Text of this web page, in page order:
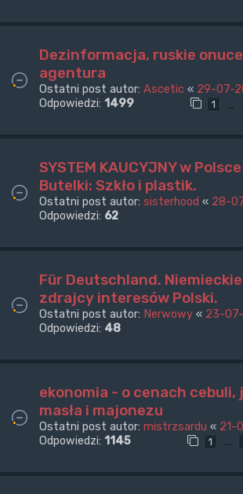
Dezinformacja, ruskie
agentura
Ostatni post autor: Ascetic « 29-07-
Odpowiedzi: 1499 1 …
SYSTEM KAUCYJNY w
Butelki: Szkło i plastik.
Ostatni post autor: sisterhood « 28-
Odpowiedzi: 62
Für Deutschland.
zdrajcy interesów Polski.
Ostatni post autor: Nerwowy « 23-
Odpowiedzi: 48
ekonomia - o cenach cebuli,
masła i majonezu
Ostatni post autor: mistrzsardu « 21-
Odpowiedzi: 1145 1 …